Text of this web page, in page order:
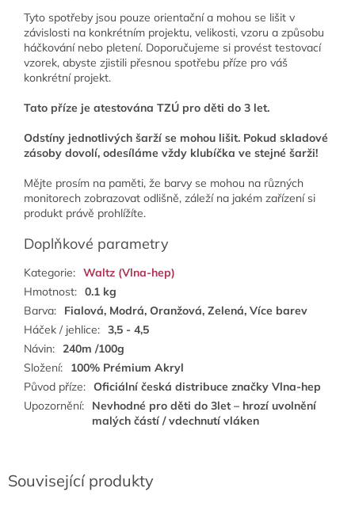
Související produkty
Tyto spotřeby jsou pouze orientační a mohou se lišit v
závislosti na konkrétním projektu, velikosti, vzoru a způsobu
háčkování nebo pletení. Doporučujeme si provést testovací
vzorek, abyste zjistili přesnou spotřebu příze pro váš
konkrétní projekt.
Tato příze je atestována TZÚ pro děti do 3 let.
Odstíny jednotlivých šarží se mohou lišit. Pokud skladové
zásoby dovolí, odesíláme vždy klubíčka ve stejné šarži!
Mějte prosím na paměti, že barvy se mohou na různých
monitorech zobrazovat odlišně, záleží na jakém zařízení si
produkt právě prohlížíte.
Doplňkové parametry
Kategorie: Waltz (Vlna-hep)
Hmotnost: 0.1 kg
Barva:
Fialová, Modrá, Oranžová, Zelená, Více barev
Háček / jehlice: 3,5 - 4,5
Návin: 240m /100g
Složení:
100% Prémium Akryl
Původ příze: Oficiální česká distribuce značky Vlna-hep
Upozornění:
Nevhodné pro děti do 3let – hrozí uvolnění
malých částí / vdechnutí vláken